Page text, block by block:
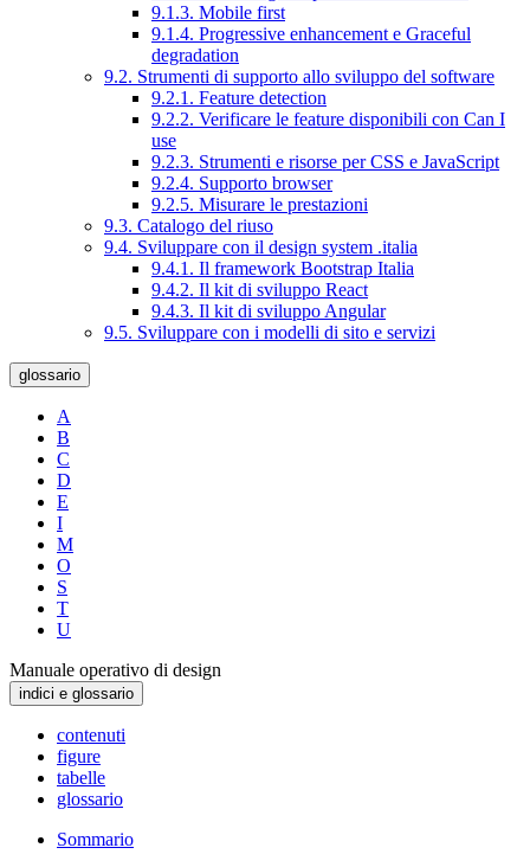
9.1.3. Mobile first
9.1.4. Progressive enhancement e Graceful
degradation
9.2. Strumenti di supporto allo sviluppo del software
9.2.1. Feature detection
9.2.2. Verificare le feature disponibili con Can I
use
9.2.3. Strumenti e risorse per CSS e JavaScript
9.2.4. Supporto browser
9.2.5. Misurare le prestazioni
9.3. Catalogo del riuso
9.4. Sviluppare con il design system .italia
9.4.1. Il framework Bootstrap Italia
9.4.2. Il kit di sviluppo React
9.4.3. Il kit di sviluppo Angular
9.5. Sviluppare con i modelli di sito e servizi
glossario
A
B
C
D
E
I
M
O
S
T
U
Manuale operativo di design
indici e glossario
contenuti
figure
tabelle
glossario
Sommario